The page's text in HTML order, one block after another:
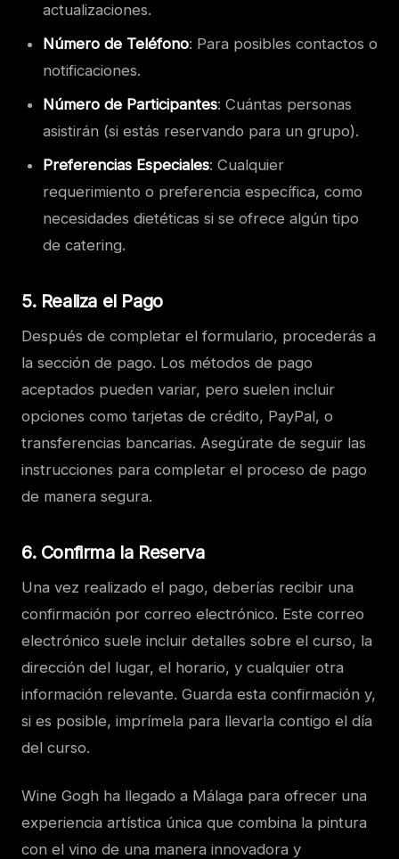
actualizaciones.
Número de Teléfono: Para posibles contactos o
notificaciones.
Número de Participantes: Cuántas personas
asistirán (si estás reservando para un grupo).
Preferencias Especiales: Cualquier
requerimiento o preferencia específica, como
necesidades dietéticas si se ofrece algún tipo
de catering.
5. Realiza el Pago
Después de completar el formulario, procederás a
la sección de pago. Los métodos de pago
aceptados pueden variar, pero suelen incluir
opciones como tarjetas de crédito, PayPal, o
transferencias bancarias. Asegúrate de seguir las
instrucciones para completar el proceso de pago
de manera segura.
6. Confirma la Reserva
Una vez realizado el pago, deberías recibir una
confirmación por correo electrónico. Este correo
electrónico suele incluir detalles sobre el curso, la
dirección del lugar, el horario, y cualquier otra
información relevante. Guarda esta confirmación y,
si es posible, imprímela para llevarla contigo el día
del curso.
Wine Gogh ha llegado a Málaga para ofrecer una
experiencia artística única que combina la pintura
con el vino de una manera innovadora y